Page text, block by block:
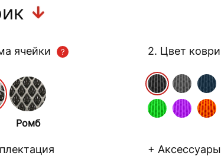
ячейки
Ромб
2. Цвет
+ Аксессуары